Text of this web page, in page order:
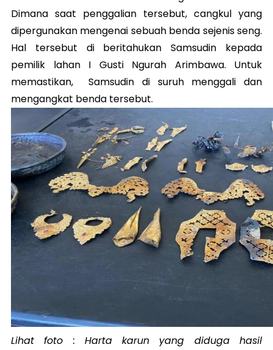
Dimana saat penggalian tersebut, cangkul yang
dipergunakan mengenai sebuah benda sejenis seng.
Hal tersebut di beritahukan Samsudin kepada
pemilik lahan I Gusti Ngurah Arimbawa. Untuk
memastikan, Samsudin di suruh menggali dan
mengangkat benda tersebut.
Lihat foto : Harta karun yang diduga hasil